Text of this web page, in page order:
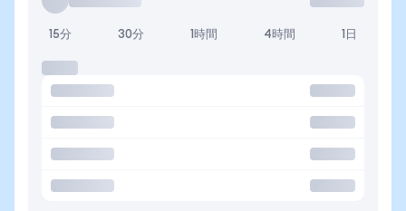
15分 30分 1時間 4時間 1日